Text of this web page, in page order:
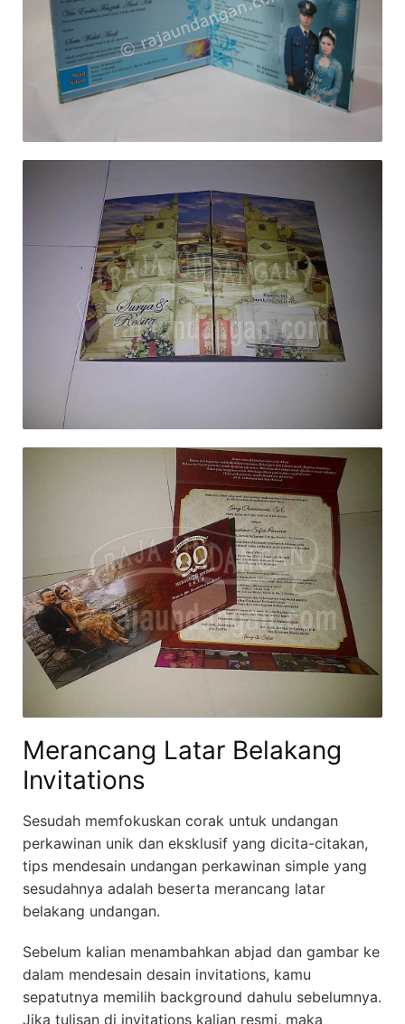
Merancang Latar Belakang
Invitations
Sesudah memfokuskan corak untuk undangan
perkawinan unik dan eksklusif yang dicita-citakan,
tips mendesain undangan perkawinan simple yang
sesudahnya adalah beserta merancang latar
belakang undangan.
Sebelum kalian menambahkan abjad dan gambar ke
dalam mendesain desain invitations, kamu
sepatutnya memilih background dahulu sebelumnya.
Jika tulisan di invitations kalian resmi, maka